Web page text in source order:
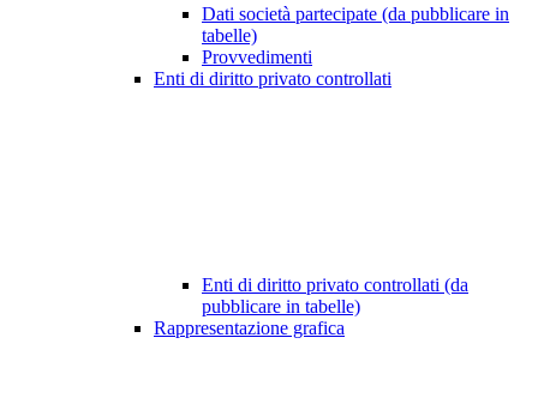
Dati società partecipate (da pubblicare in
tabelle)
Provvedimenti
Enti di diritto privato controllati
Enti di diritto privato controllati (da
pubblicare in tabelle)
Rappresentazione grafica